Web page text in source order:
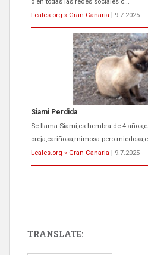
Leales.org » Gran Canaria
9.7.2025
Siami Perdida
Se llama Siami,es hembra de 4
oreja,cariñosa,mimosa pero
Leales.org » Gran Canaria
9.7.2025
TRANSLATE: